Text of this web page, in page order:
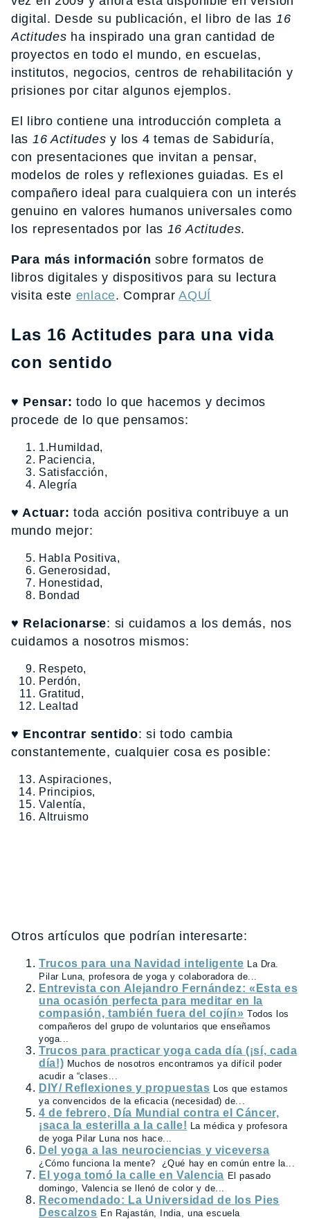
digital. Desde su publicación, el libro de las 16
Actitudes ha inspirado una gran cantidad de
proyectos en todo el mundo, en escuelas,
institutos, negocios, centros de rehabilitación y
prisiones por citar algunos ejemplos.
El libro contiene una introducción completa a
las 16 Actitudes y los 4 temas de Sabiduría,
con presentaciones que invitan a pensar,
modelos de roles y reflexiones guiadas. Es el
compañero ideal para cualquiera con un interés
genuino en valores humanos universales como
los representados por las 16 Actitudes.
Para más información sobre formatos de
libros digitales y dispositivos para su lectura
visita este enlace. ComprarAQUÍ
Las 16 Actitudes para una vida
con sentido
♥ Pensar: todo lo que hacemos y decimos
procede de lo que pensamos:
1.Humildad,
Paciencia,
Satisfacción,
Alegría
♥ Actuar: toda acción positiva contribuye a un
mundo mejor:
Habla Positiva,
Generosidad,
Honestidad,
Bondad
♥ Relacionarse: si cuidamos a los demás, nos
cuidamos a nosotros mismos:
Respeto,
Perdón,
Gratitud,
Lealtad
♥ Encontrar sentido: si todo cambia
constantemente, cualquier cosa es posible:
Aspiraciones,
Principios,
Valentía,
Altruismo
Otros artículos que podrían interesarte:
Trucos para una Navidad inteligente
La Dra.
Pilar Luna, profesora de yoga y colaboradora de...
Entrevista con Alejandro Fernández: «Esta es
una ocasión perfecta para meditar en la
compasión, también fuera del cojín» Todos los
compañeros del grupo de voluntarios que enseñamos
yoga...
Trucos para practicar yoga cada día (¡sí, cada
día!) Muchos de nosotros encontramos ya difícil poder
acudir a “clases...
DIY/ Reflexiones y propuestas
Los que estamos
ya convencidos de la eficacia (necesidad) de...
4 de febrero, Día Mundial contra el Cáncer,
¡saca la esterilla a la calle!
La médica y profesora
de yoga Pilar Luna nos hace...
Del yoga a las neurociencias y viceversa
¿Cómo funciona la mente? ¿Qué hay en común entre la...
El yoga tomó la calle en Valencia El pasado
domingo, Valencia se llenó de color y de...
Recomendado: La Universidad de los Pies
Descalzos En Rajastán, India, una escuela